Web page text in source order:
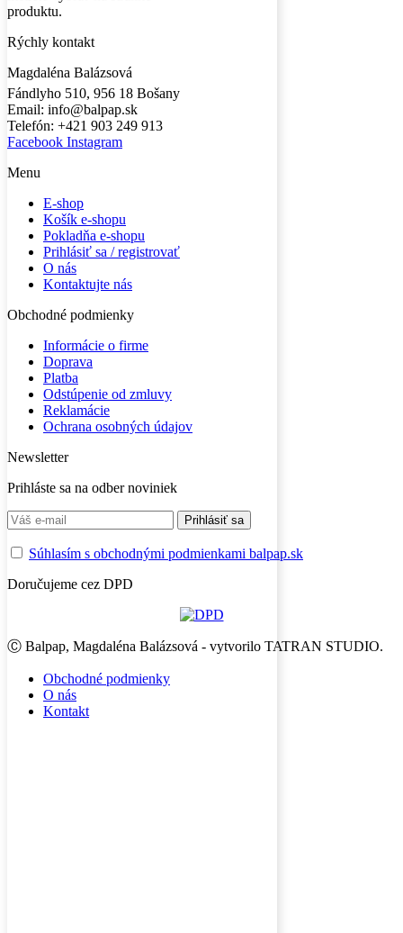
produktu.
Rýchly kontakt
Magdaléna Balázsová
Fándlyho 510, 956 18 Bošany
Email: info@balpap.sk
Telefón: +421 903 249 913
Facebook Instagram
Menu
E-shop
Košík e-shopu
Pokladňa e-shopu
Prihlásiť sa / registrovať
O nás
Kontaktujte nás
Obchodné podmienky
Informácie o firme
Doprava
Platba
Odstúpenie od zmluvy
Reklamácie
Ochrana osobných údajov
Newsletter
Prihláste sa na odber noviniek
Súhlasím s obchodnými podmienkami balpap.sk
Doručujeme cez DPD
Ⓒ Balpap, Magdaléna Balázsová - vytvorilo TATRAN STUDIO.
Obchodné podmienky
O nás
Kontakt